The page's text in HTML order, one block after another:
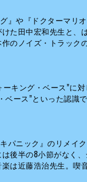
』や『ドクターマリ
た田中宏和先生と、
のノイズ・トラック
キング・ベース”に
ベース”といった認識
パニック』のリメイ
後半の8小節がなく
は近藤浩治先生。喫